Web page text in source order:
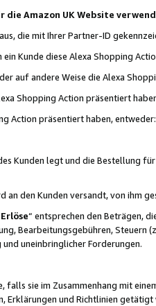
Amazon UK Website
die mit Ihrer Partner-ID
Kunde diese Alexa Shopping
auf andere Weise die Alexa
Shopping Action präsentiert haben
Action präsentiert haben, entweder:
Kunden legt und die Bestellung
den Kunden versandt, von ihm
“ entsprechen den Beträgen,
Bearbeitungsgebühren, Steuern
uneinbringlicher Forderungen.
sie im Zusammenhang mit
Erklärungen und Richtlinien